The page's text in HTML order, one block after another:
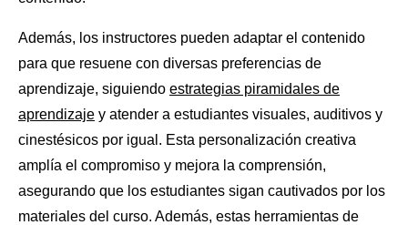
Además, los instructores pueden adaptar el contenido
para que resuene con diversas preferencias de
aprendizaje, siguiendo estrategias piramidales de
aprendizaje y atender a estudiantes visuales, auditivos y
cinestésicos por igual. Esta personalización creativa
amplía el compromiso y mejora la comprensión,
asegurando que los estudiantes sigan cautivados por los
materiales del curso. Además, estas herramientas de